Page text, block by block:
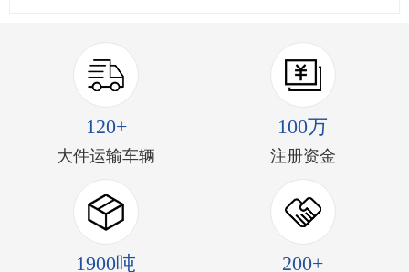
120+
大件运输车辆
100万
注册资金
1900吨 200+